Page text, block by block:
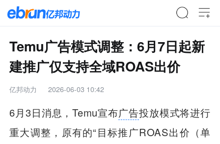
Temu广告模式调整：6月7日起新
建推广仅支持全域ROAS出价
亿邦动力 2026-06-03 10:42
6月3日消息，Temu宣布广告投放模式将进行
重大调整，原有的“目标推广ROAS出价（单